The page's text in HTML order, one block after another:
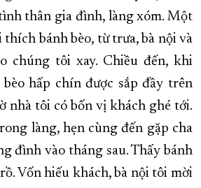
thân gia đình, làng xóm. Một
bánh bèo, từ trưa, bà nội và
chúng tôi xay. Chiều đến, khi
hấp chín được sắp đầy trên
nhà tôi có bốn vị khách ghé tới.
làng, hẹn cùng đến gặp cha
đình vào tháng sau. Thấy bánh
Vốn hiếu khách, bà nội tôi mời